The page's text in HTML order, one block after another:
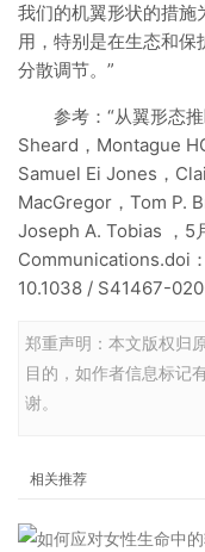
我们的机翼形状的措施
用，特别是在生态和保
分散调节。”
参考：“从翼形态
Sheard，Montague
Samuel Ei Jones，
MacGregor，Tom P.
Joseph A. Tobias ，5
Communications.doi：
10.1038 / S41467-
郑重声明：本文版权归
目的，如作者信息标记
谢。
相关推荐